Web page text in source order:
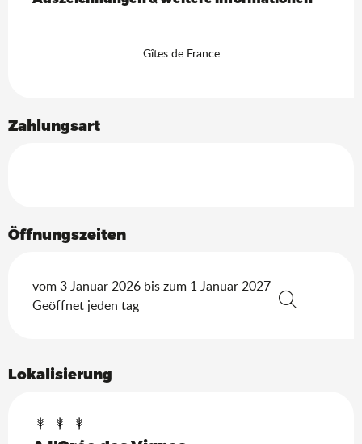
Gîtes de France
Zahlungsart
Öffnungszeiten
vom 3 Januar 2026 bis zum 1 Januar 2027 -
Geöffnet jeden tag
Lokalisierung